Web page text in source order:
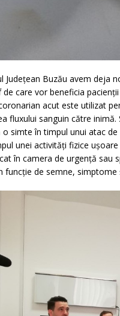
Județean Buzău avem deja
care vor beneficia
acut este utilizat
fluxului sanguin către
o simte în timpul unui atac
unei activități fizice
în camera de urgență sau
funcție de semne,